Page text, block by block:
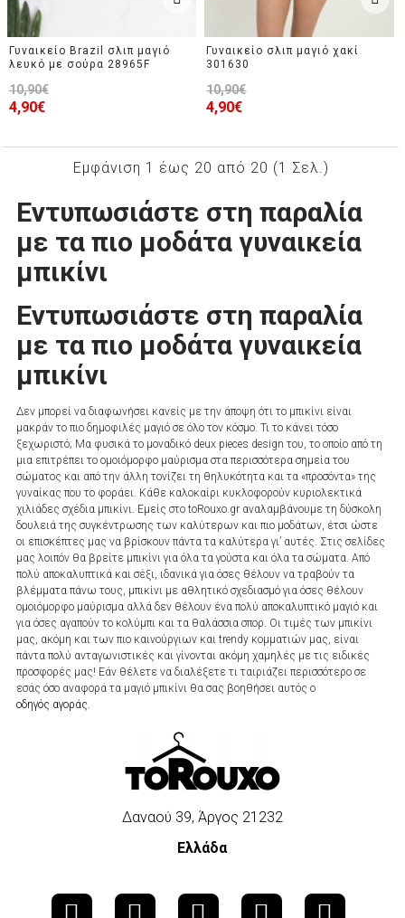
Εντυπωσιάστε στη παραλία
με τα πιο μοδάτα γυναικεία
μπικίνι
Εντυπωσιάστε στη παραλία
με τα πιο μοδάτα γυναικεία
μπικίνι
Δεν μπορεί να διαφωνήσει κανείς με την άποψη ότι το μπικίνι είναι
μακράν το πιο δημοφιλές μαγιό σε όλο τον κόσμο. Τι το κάνει τόσο
ξεχωριστό; Μα φυσικά το μοναδικό deux pieces design του, το οποίο από τη
μια επιτρέπει το ομοιόμορφο μαύρισμα στα περισσότερα σημεία του
σώματος και από την άλλη τονίζει τη θηλυκότητα και τα «προσόντα» της
γυναίκας που το φοράει. Κάθε καλοκαίρι κυκλοφορούν κυριολεκτικά
χιλιάδες σχέδια μπικίνι. Εμείς στο toRouxo.gr αναλαμβάνουμε τη δύσκολη
δουλειά της συγκέντρωσης των καλύτερων και πιο μοδάτων, έτσι ώστε
οι επισκέπτες μας να βρίσκουν πάντα τα καλύτερα γι’ αυτές. Στις σελίδες
μας λοιπόν θα βρείτε μπικίνι για όλα τα γούστα και όλα τα σώματα. Από
πολύ αποκαλυπτικά και σέξι, ιδανικά για όσες θέλουν να τραβούν τα
βλέμματα πάνω τους, μπικίνι με αθλητικό σχεδιασμό για όσες θέλουν
ομοιόμορφο μαύρισμα αλλά δεν θέλουν ένα πολύ αποκαλυπτικό μαγιό και
για όσες αγαπούν το κολύμπι και τα θαλάσσια σπορ. Οι τιμές των μπικίνι
μας, ακόμη και των πιο καινούργιων και trendy κομματιών μας, είναι
πάντα πολύ ανταγωνιστικές και γίνονται ακόμη χαμηλές με τις ειδικές
προσφορές μας! Εάν θέλετε να διαλέξετε τι ταιριάζει περισσότερο σε
εσάς όσο αναφορά τα μαγιό μπικίνι θα σας βοηθήσει αυτός ο
οδηγός αγοράς
Γυναικείο Brazil σλιπ μαγιό
λευκό με σούρα 28965F
4,90€
10,90€
Γυναικείο σλιπ μαγιό χακί
301630
4,90€
10,90€
Εμφάνιση 1 έως 20 από 20 (1 Σελ.)
Δαναού 39, Άργος 21232
Ελλάδα